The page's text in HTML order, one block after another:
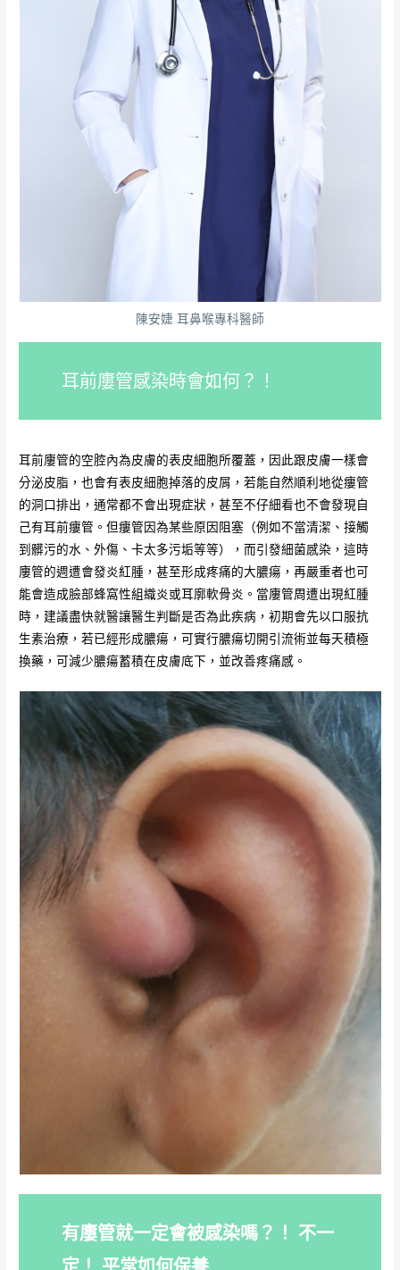
陳安婕 耳鼻喉專科醫師
耳前廔管感染時會如何？！
耳前廔管的空腔內為皮膚的表皮細胞所覆蓋，因此跟皮膚一樣會
分泌皮脂，也會有表皮細胞掉落的皮屑，若能自然順利地從瘻管
的洞口排出，通常都不會出現症狀，甚至不仔細看也不會發現自
己有耳前瘻管。但瘻管因為某些原因阻塞（例如不當清潔、接觸
到髒污的水、外傷、卡太多污垢等等），而引發細菌感染，這時
廔管的週遭會發炎紅腫，甚至形成疼痛的大膿瘍，再嚴重者也可
能會造成臉部蜂窩性組織炎或耳廓軟骨炎。當廔管周遭出現紅腫
時，建議盡快就醫讓醫生判斷是否為此疾病，初期會先以口服抗
生素治療，若已經形成膿瘍，可實行膿瘍切開引流術並每天積極
換藥，可減少膿瘍蓄積在皮膚底下，並改善疼痛感。
有廔管就一定會被感染嗎？！ 不一